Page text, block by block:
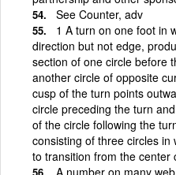
See Counter, adv
1 A turn on one foot in
direction but not edge,
section of one circle before
another circle of opposite
cusp of the turn points
circle preceding the turn
of the circle following the
consisting of three circles
to transition from the center
A number on many